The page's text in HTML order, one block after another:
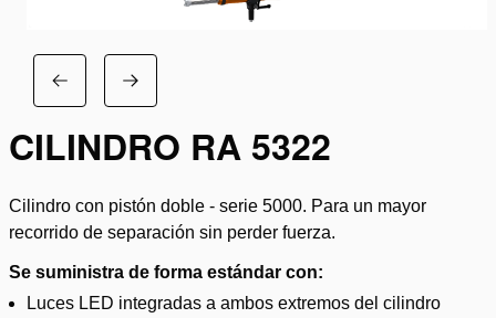
CILINDRO RA 5322
Cilindro con pistón doble - serie 5000. Para un mayor
recorrido de separación sin perder fuerza.
Se suministra de forma estándar con:
Luces LED integradas a ambos extremos del cilindro